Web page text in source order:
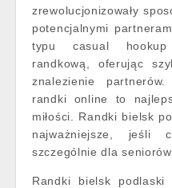
zrewolucjonizowały
potencjalnymi
typu casual hookup
randkową, oferując
znalezienie
randki online to
miłości. Randki bielsk
najważniejsze, jeśli
szczególnie dla seniorów.
Randki bielsk podlaski